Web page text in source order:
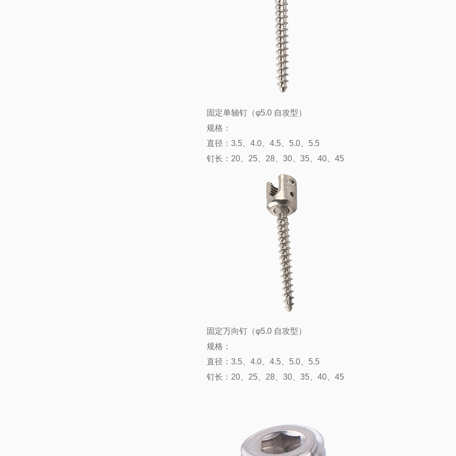
固定单轴钉（φ5.0 自攻型）
规格：
直径：3.5、4.0、4.5、5.0、5.5
钉长：20、25、28、30、35、40、45
固定万向钉（φ5.0 自攻型）
规格：
直径：3.5、4.0、4.5、5.0、5.5
钉长：20、25、28、30、35、40、45